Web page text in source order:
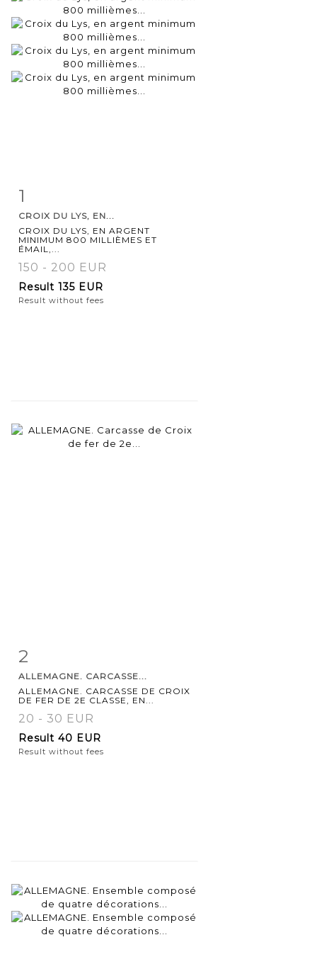
1
CROIX DU LYS, EN...
CROIX DU LYS, EN ARGENT
MINIMUM 800 MILLIÈMES ET
ÉMAIL,...
150 - 200 EUR
Result 135 EUR
Result without fees
2
ALLEMAGNE. CARCASSE...
ALLEMAGNE. CARCASSE DE CROIX
DE FER DE 2E CLASSE, EN...
20 - 30 EUR
Result 40 EUR
Result without fees